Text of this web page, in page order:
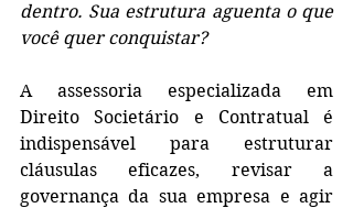
dentro. Sua estrutura aguenta o que
você quer conquistar?
A assessoria especializada em
Direito Societário e Contratual é
indispensável para estruturar
cláusulas eficazes, revisar a
governança da sua empresa e agir